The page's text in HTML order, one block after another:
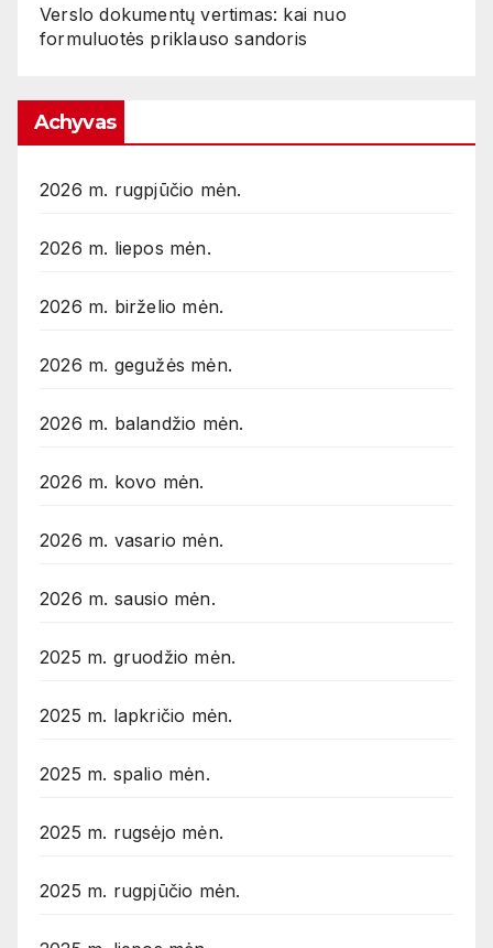
Verslo dokumentų vertimas: kai nuo
formuluotės priklauso sandoris
Achyvas
2026 m. rugpjūčio mėn.
2026 m. liepos mėn.
2026 m. birželio mėn.
2026 m. gegužės mėn.
2026 m. balandžio mėn.
2026 m. kovo mėn.
2026 m. vasario mėn.
2026 m. sausio mėn.
2025 m. gruodžio mėn.
2025 m. lapkričio mėn.
2025 m. spalio mėn.
2025 m. rugsėjo mėn.
2025 m. rugpjūčio mėn.